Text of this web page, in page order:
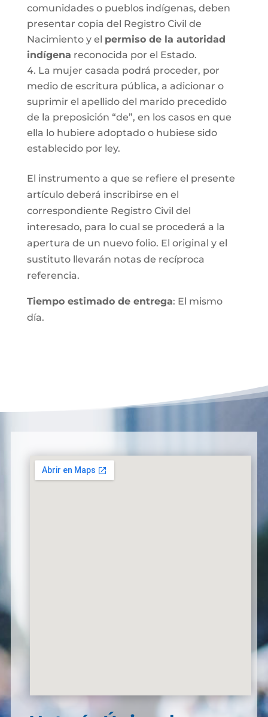
comunidades o pueblos indígenas, deben
presentar copia del Registro Civil de
Nacimiento y el permiso de la autoridad
indígena reconocida por el Estado.
La mujer casada podrá proceder, por
medio de escritura pública, a adicionar o
suprimir el apellido del marido precedido
de la preposición “de”, en los casos en que
ella lo hubiere adoptado o hubiese sido
establecido por ley.
El instrumento a que se refiere el presente
artículo deberá inscribirse en el
correspondiente Registro Civil del
interesado, para lo cual se procederá a la
apertura de un nuevo folio. El original y el
sustituto llevarán notas de recíproca
referencia.
Tiempo estimado de entrega: El mismo
día.